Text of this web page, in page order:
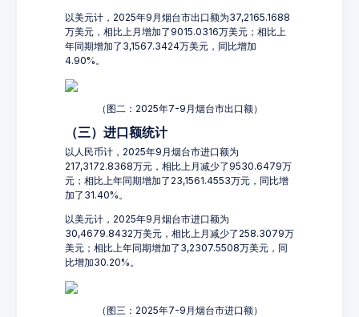
以美元计，2025年9月烟台市出口额为37,2165.1688
万美元，相比上月增加了9015.0316万美元；相比上
年同期增加了3,1567.3424万美元，同比增加
4.90%。
（图二：2025年7-9月烟台市出口额）
（三）进口额统计
以人民币计，2025年9月烟台市进口额为
217,3172.8368万元，相比上月减少了9530.6479万
元；相比上年同期增加了23,1561.4553万元，同比增
加了31.40%。
以美元计，2025年9月烟台市进口额为
30,4679.8432万美元，相比上月减少了258.3079万
美元；相比上年同期增加了3,2307.5508万美元，同
比增加30.20%。
（图三：2025年7-9月烟台市进口额）